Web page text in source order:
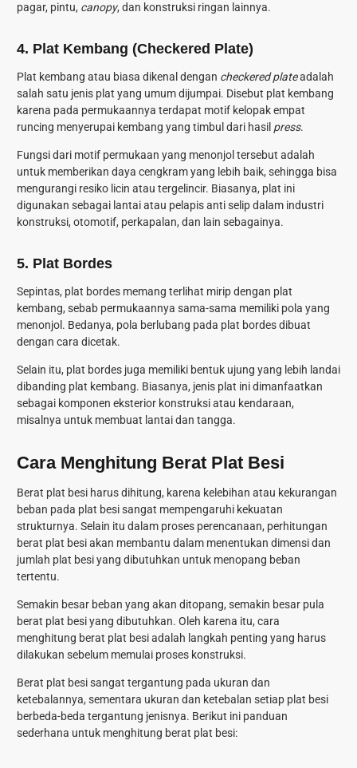
pagar, pintu, canopy, dan konstruksi ringan lainnya.
4. Plat Kembang (Checkered Plate)
Plat kembang atau biasa dikenal dengan checkered plateadalah
salah satu jenis plat yang umum dijumpai. Disebut plat kembang
karena pada permukaannya terdapat motif kelopak empat
runcing menyerupai kembang yang timbul dari hasil press.
Fungsi dari motif permukaan yang menonjol tersebut adalah
untuk memberikan daya cengkram yang lebih baik, sehingga bisa
mengurangi resiko licin atau tergelincir. Biasanya, plat ini
digunakan sebagai lantai atau pelapis anti selip dalam industri
konstruksi, otomotif, perkapalan, dan lain sebagainya.
5. Plat Bordes
Sepintas, plat bordes memang terlihat mirip dengan plat
kembang, sebab permukaannya sama-sama memiliki pola yang
menonjol. Bedanya, pola berlubang pada plat bordes dibuat
dengan cara dicetak.
Selain itu, plat bordes juga memiliki bentuk ujung yang lebih landai
dibanding plat kembang. Biasanya, jenis plat ini dimanfaatkan
sebagai komponen eksterior konstruksi atau kendaraan,
misalnya untuk membuat lantai dan tangga.
Cara Menghitung Berat Plat Besi
Berat plat besi harus dihitung, karena kelebihan atau kekurangan
beban pada plat besi sangat mempengaruhi kekuatan
strukturnya. Selain itu dalam proses perencanaan, perhitungan
berat plat besi akan membantu dalam menentukan dimensi dan
jumlah plat besi yang dibutuhkan untuk menopang beban
tertentu.
Semakin besar beban yang akan ditopang, semakin besar pula
berat plat besi yang dibutuhkan. Oleh karena itu, cara
menghitung berat plat besiadalah langkah penting yang harus
dilakukan sebelum memulai proses konstruksi.
Berat plat besi sangat tergantung pada ukuran dan
ketebalannya, sementara ukuran dan ketebalan setiap plat besi
berbeda-beda tergantung jenisnya. Berikut ini panduan
sederhana untuk menghitung berat plat besi: